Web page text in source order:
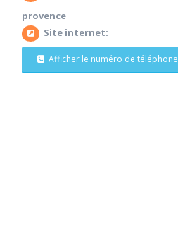
provence
Site internet:
Afficher le numéro de téléphone